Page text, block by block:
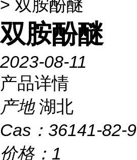
> 双胺酚醚
双胺酚醚
2023-08-11
产品详情
产地 湖北
Cas： 36141-82-9
价格： 1